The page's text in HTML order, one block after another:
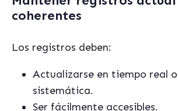
coherentes
Los registros deben:
Actualizarse en tiempo real
sistemática.
Ser fácilmente accesibles.